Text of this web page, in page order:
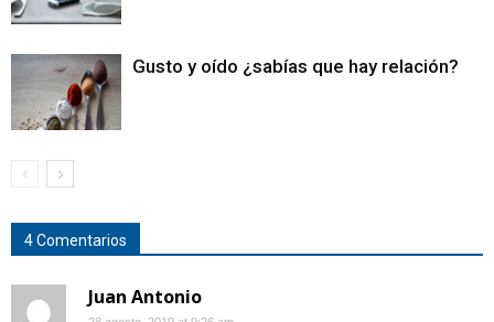
Gusto y oído ¿sabías que hay relación?
4 Comentarios
Juan Antonio